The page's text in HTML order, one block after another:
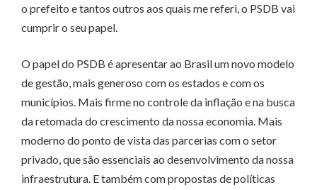
o prefeito e tantos outros aos quais me referi, o PSDB vai
cumprir o seu papel.
O papel do PSDB é apresentar ao Brasil um novo modelo
de gestão, mais generoso com os estados e com os
municípios. Mais firme no controle da inflação e na busca
da retomada do crescimento da nossa economia. Mais
moderno do ponto de vista das parcerias com o setor
privado, que são essenciais ao desenvolvimento da nossa
infraestrutura. E também com propostas de políticas